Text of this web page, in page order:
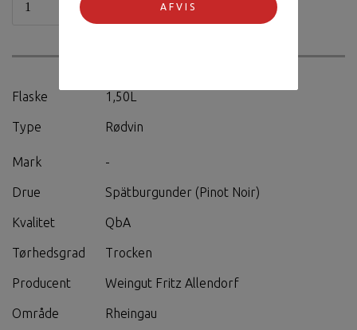
AFVIS
Flaske 1,50L
Type Rødvin
Mark -
Drue Spätburgunder (Pinot Noir)
Kvalitet QbA
Tørhedsgrad Trocken
Producent Weingut Fritz Allendorf
Område Rheingau